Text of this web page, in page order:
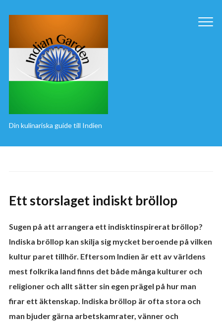
Din kulinariska guide till Indien
Ett storslaget indiskt bröllop
Sugen på att arrangera ett indisktinspirerat bröllop?
Indiska bröllop kan skilja sig mycket beroende på vilken
kultur paret tillhör. Eftersom Indien är ett av världens
mest folkrika land finns det både många kulturer och
religioner och allt sätter sin egen prägel på hur man
firar ett äktenskap. Indiska bröllop är ofta stora och
man bjuder gärna arbetskamrater, vänner och